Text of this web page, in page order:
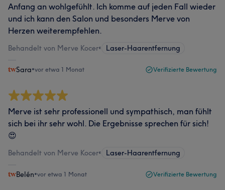
Anfang an wohlgefühlt. Ich komme auf jeden Fall wieder
und ich kann den Salon und besonders Merve von
Herzen weiterempfehlen.
Behandelt von Merve Kocer• Laser-Haarentfernung
Sara•vor etwa 1 Monat Verifizierte Bewertung
Merve ist sehr professionell und sympathisch, man fühlt
sich bei ihr sehr wohl. Die Ergebnisse sprechen für sich!
😍
Behandelt von Merve Kocer• Laser-Haarentfernung
Belén•vor etwa 1 Monat Verifizierte Bewertung